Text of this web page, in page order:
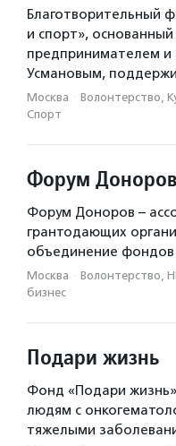
Благотворительный
и спорт», основанный
предпринимателем
Усмановым,
Москва · Волонтерство,
Спорт
Форум Доноров
Форум Доноров –
грантодающих
объединение
Москва · Волонтерство,
бизнес
Подари жизнь
Фонд «Подари
людям с
тяжелыми